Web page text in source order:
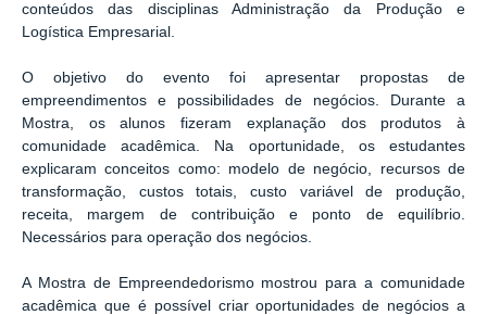
conteúdos das disciplinas Administração da Produção e
Logística Empresarial.
O objetivo do evento foi apresentar propostas de
empreendimentos e possibilidades de negócios. Durante a
Mostra, os alunos fizeram explanação dos produtos à
comunidade acadêmica. Na oportunidade, os estudantes
explicaram conceitos como: modelo de negócio, recursos de
transformação, custos totais, custo variável de produção,
receita, margem de contribuição e ponto de equilíbrio.
Necessários para operação dos negócios.
A Mostra de Empreendedorismo mostrou para a comunidade
acadêmica que é possível criar oportunidades de negócios a